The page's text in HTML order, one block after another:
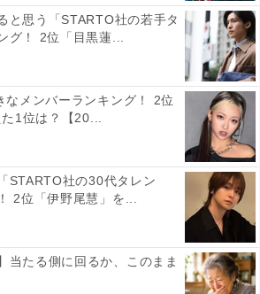
133票
のスタンダードモデルである
ばれました。
ラ性能の進化、省電力性能の向上な
いユーザーに注目されています。
テリーの持ちに期待したいです」
）、「カメラ撮影の際に、インカメ
同時に使用できるという部分は便利
と思う「STARTO社の若手タ
グ！ 2位「目黒蓮...
なメンバーランキング！ 2位
1位は？【20...
STARTO社の30代タレン
2位「伊野尾慧」を...
当たる側に回るか、このまま